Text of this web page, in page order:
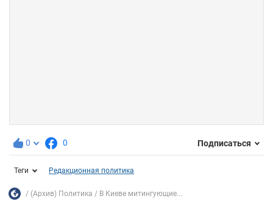
0 0 Подписаться
Теги Редакционная политика
(Архив) Политика В Киеве митингующие...